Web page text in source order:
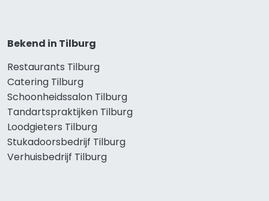
Bekend in Tilburg
Restaurants Tilburg
Catering Tilburg
Schoonheidssalon Tilburg
Tandartspraktijken Tilburg
Loodgieters Tilburg
Stukadoorsbedrijf Tilburg
Verhuisbedrijf Tilburg